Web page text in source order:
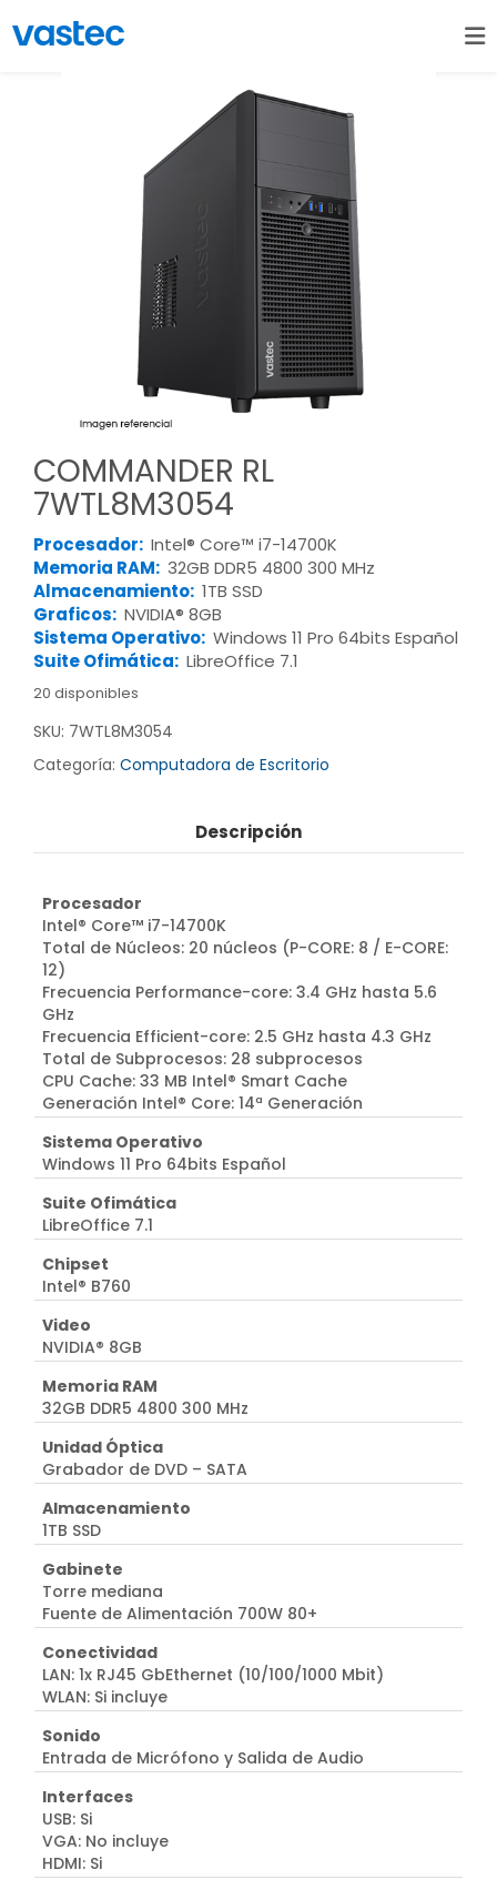
COMMANDER RL
7WTL8M3054
Procesador: Intel® Core™ i7-14700K
Memoria RAM: 32GB DDR5 4800 300 MHz
Almacenamiento: 1TB SSD
Graficos: NVIDIA® 8GB
Sistema Operativo: Windows 11 Pro 64bits Español
Suite Ofimática: LibreOffice 7.1
20 disponibles
SKU: 7WTL8M3054
Categoría: Computadora de Escritorio
Descripción
Procesador
Intel® Core™ i7-14700K
Total de Núcleos: 20 núcleos (P-CORE: 8 / E-CORE:
12)
Frecuencia Performance-core: 3.4 GHz hasta 5.6
GHz
Frecuencia Efficient-core: 2.5 GHz hasta 4.3 GHz
Total de Subprocesos: 28 subprocesos
CPU Cache: 33 MB Intel® Smart Cache
Generación Intel® Core: 14ª Generación
Sistema Operativo
Windows 11 Pro 64bits Español
Suite Ofimática
LibreOffice 7.1
Chipset
Intel® B760
Video
NVIDIA® 8GB
Memoria RAM
32GB DDR5 4800 300 MHz
Unidad Óptica
Grabador de DVD – SATA
Almacenamiento
1TB SSD
Gabinete
Torre mediana
Fuente de Alimentación 700W 80+
Conectividad
LAN: 1x RJ45 GbEthernet (10/100/1000 Mbit)
WLAN: Si incluye
Sonido
Entrada de Micrófono y Salida de Audio
Interfaces
USB: Si
VGA: No incluye
HDMI: Si